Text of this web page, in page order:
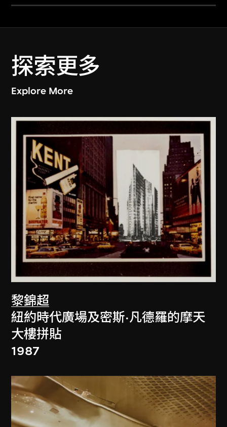
探索更多
Explore More
黎錦超
紐約時代廣場及密斯·凡德羅的摩天
大樓拼貼
1987